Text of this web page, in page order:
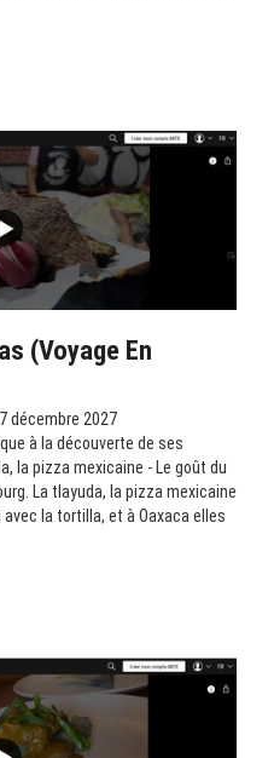
(Voyage En
décembre 2027
à la découverte de ses
la pizza mexicaine - Le goût du
La tlayuda, la pizza mexicaine
la tortilla, et à Oaxaca elles